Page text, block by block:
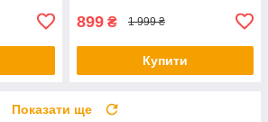
899 ₴ 1 999 ₴
Купити
Показати ще